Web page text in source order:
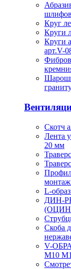
Круг
Круги
Круги
арт.V-
Скотч
Лента
20 мм
L-
ДИН-
Скоба
V-
М10